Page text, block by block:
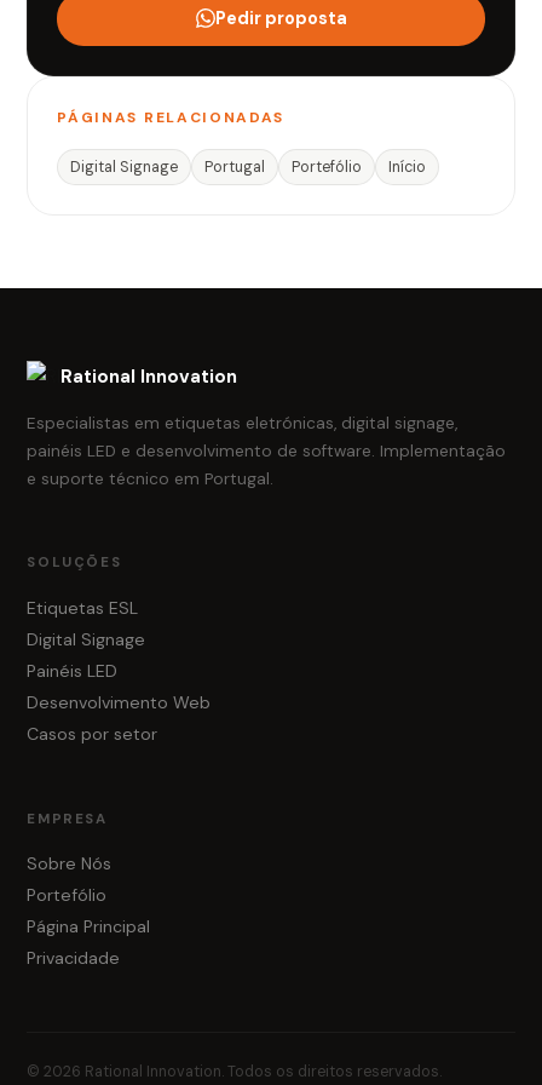
Pedir proposta
PÁGINAS RELACIONADAS
Digital Signage Portugal Portefólio Início
Rational Innovation
Especialistas em etiquetas eletrónicas, digital signage,
painéis LED e desenvolvimento de software. Implementação
e suporte técnico em Portugal.
SOLUÇÕES
Etiquetas ESL
Digital Signage
Painéis LED
Desenvolvimento Web
Casos por setor
EMPRESA
Sobre Nós
Portefólio
Página Principal
Privacidade
© 2026 Rational Innovation. Todos os direitos reservados.